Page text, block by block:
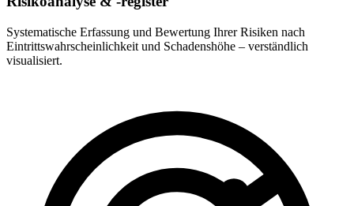
Systematische Erfassung und Bewertung Ihrer Risiken nach
Eintrittswahrscheinlichkeit und Schadenshöhe – verständlich
visualisiert.